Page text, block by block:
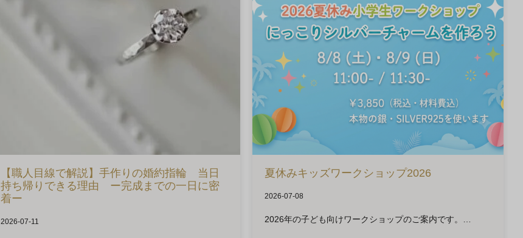
【職人目線で解説】手作りの婚約指輪 当日
持ち帰りできる理由 ー完成までの一日に密
着ー
2026-07-11
夏休みキッズワークショップ2026
2026-07-08
2026年の子ども向けワークショップのご案内です。